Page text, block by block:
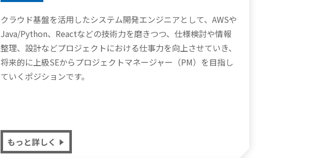
クラウド基盤を活用したシステム開発エンジニアとして、AWSや
Java/Python、Reactなどの技術力を磨きつつ、仕様検討や情報
整理、設計などプロジェクトにおける仕事力を向上させていき、
将来的に上級SEからプロジェクトマネージャー（PM）を目指し
ていくポジションです。
もっと詳しく